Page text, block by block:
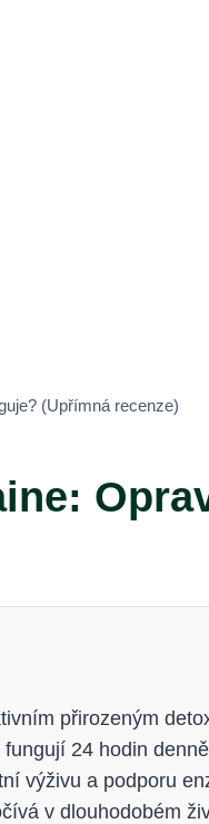
(Upřímná recenze)
přirozeným
24 hodin
výživu a podporu
v dlouhodobém